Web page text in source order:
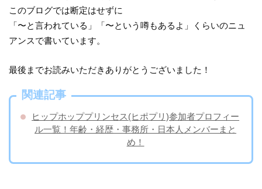
このブログでは断定はせずに
「〜と言われている」「〜という噂もあるよ」くらいのニュ
アンスで書いています。
最後までお読みいただきありがとうございました！
関連記事
ヒップホッププリンセス(ヒポプリ)参加者プロフィー
ル一覧！年齢・経歴・事務所・日本人メンバーまと
め！